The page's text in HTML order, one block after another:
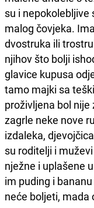
su i
malog čovjeka.
dvostruka ili
njihov što bolji
glavice kupusa
tamo majki sa
proživljena bol
zagrle neke nove
izdaleka,
su roditelji i
nježne i uplašene
im puding i
neće boljeti, mada